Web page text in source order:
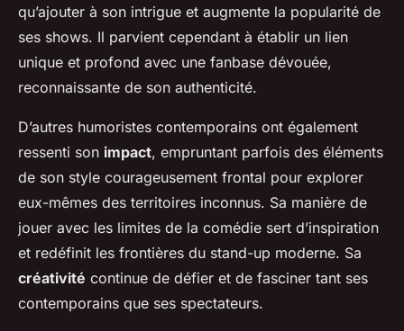
qu’ajouter à son intrigue et augmente la popularité de
ses shows. Il parvient cependant à établir un lien
unique et profond avec une fanbase dévouée,
reconnaissante de son authenticité.
D’autres humoristes contemporains ont également
ressenti son impact, empruntant parfois des éléments
de son style courageusement frontal pour explorer
eux-mêmes des territoires inconnus. Sa manière de
jouer avec les limites de la comédie sert d’inspiration
et redéfinit les frontières du stand-up moderne. Sa
créativité continue de défier et de fasciner tant ses
contemporains que ses spectateurs.